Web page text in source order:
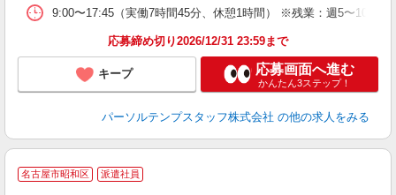
9:00〜17:45（実働7時間45分、休憩1時間） ※残業：週5〜10時
応募締め切り2026/12/31 23:59まで
キープ 応募画面へ進む
かんたん3ステップ！
パーソルテンプスタッフ株式会社 の他の求人をみる
名古屋市昭和区 派遣社員